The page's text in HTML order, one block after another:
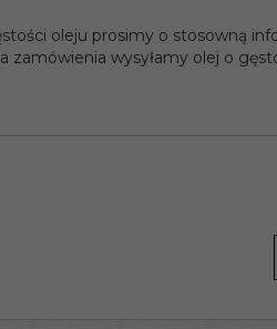
oleju prosimy o stosowną
zamówienia wysyłamy olej o